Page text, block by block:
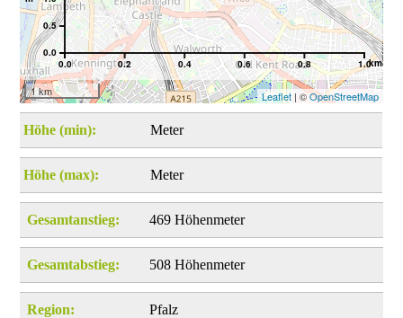
0.0 0.2 0.4 0.6 0.8 1.0km
0.0
0.5
1 km Leaflet| ©OpenStreetMap
Höhe (min): Meter
Höhe (max): Meter
Gesamtanstieg: 469 Höhenmeter
Gesamtabstieg: 508 Höhenmeter
Region: Pfalz